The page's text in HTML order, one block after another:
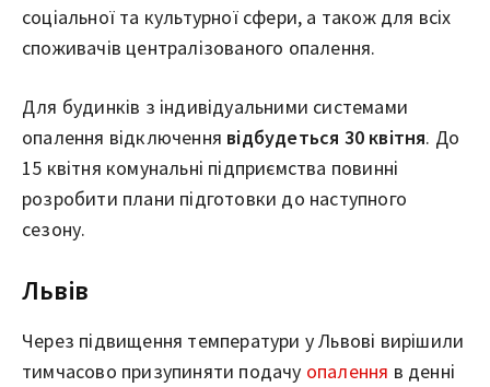
соціальної та культурної сфери, а також для всіх
споживачів централізованого опалення.
Для будинків з індивідуальними системами
опалення відключення відбудеться 30 квітня. До
15 квітня комунальні підприємства повинні
розробити плани підготовки до наступного
сезону.
Львів
Через підвищення температури у Львові вирішили
тимчасово призупиняти подачу опалення в денні